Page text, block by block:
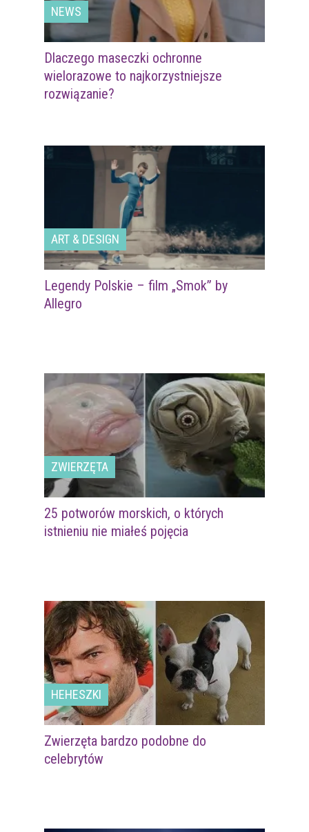
NEWS
Dlaczego maseczki ochronne
wielorazowe to najkorzystniejsze
rozwiązanie?
ART & DESIGN
Legendy Polskie – film „Smok” by
Allegro
ZWIERZĘTA
25 potworów morskich, o których
istnieniu nie miałeś pojęcia
HEHESZKI
Zwierzęta bardzo podobne do
celebrytów